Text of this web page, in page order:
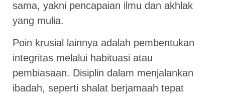
sama, yakni pencapaian ilmu dan akhlak
yang mulia.
Poin krusial lainnya adalah pembentukan
integritas melalui habituasi atau
pembiasaan. Disiplin dalam menjalankan
ibadah, seperti shalat berjamaah tepat